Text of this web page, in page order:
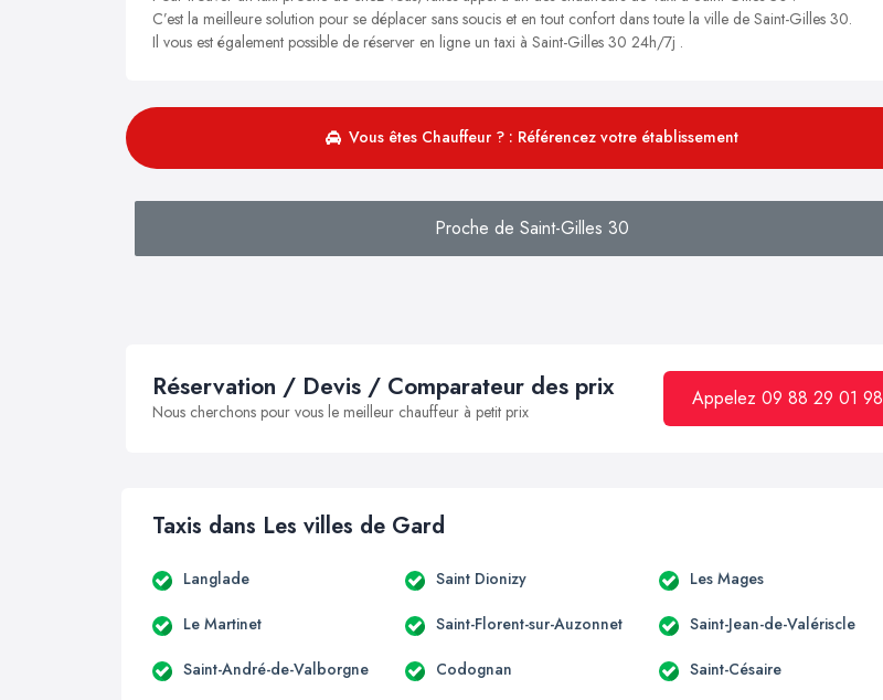
C’est la meilleure solution pour se déplacer sans soucis et en tout confort dans toute la ville de Saint-Gilles 30.
Il vous est également possible de réserver en ligne un taxi à Saint-Gilles 30 24h/7j .
Vous êtes Chauffeur ? : Référencez votre établissement
Proche de Saint-Gilles 30
Réservation / Devis / Comparateur des prix
Nous cherchons pour vous le meilleur chauffeur à petit prix
Appelez 09 88 29 01 98
Taxis dans Les villes de Gard
Langlade Saint Dionizy Les Mages
Le Martinet Saint-Florent-sur-Auzonnet Saint-Jean-de-Valériscle
Saint-André-de-Valborgne Codognan Saint-Césaire